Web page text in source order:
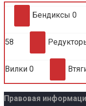
Бендиксы 0
58
Вилки 0
Правовая